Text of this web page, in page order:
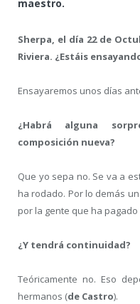
maestro.
Sherpa, el día 22 de
Riviera. ¿Estáis
Ensayaremos unos días
¿Habrá alguna
composición nueva?
Que yo sepa no. Se va a
ha rodado. Por lo demás
por la gente que ha
¿Y tendrá continuidad?
Teóricamente no. Eso
hermanos (de Castro).